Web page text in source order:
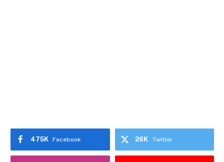
Facebook
475K Twitter
26K